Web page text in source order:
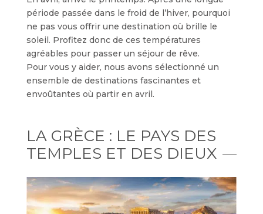
période passée dans le froid de l’hiver, pourquoi
ne pas vous offrir une destination où brille le
soleil. Profitez donc de ces températures
agréables pour passer un séjour de rêve.
Pour vous y aider, nous avons sélectionné un
ensemble de destinations fascinantes et
envoûtantes où partir en avril.
LA GRÈCE : LE PAYS DES
TEMPLES ET DES DIEUX